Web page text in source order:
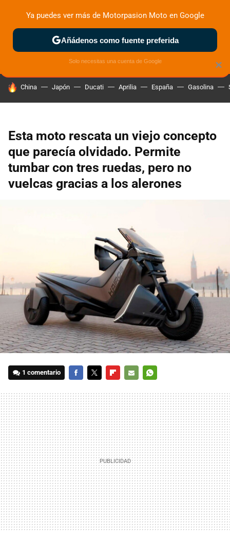
ZONA DE PRUEBAS DEPORTIVAS MOTOS ELÉCTRICAS
HOY SE HABLA DE
China Japón Ducati Aprilia España Gasolina
Esta moto rescata un viejo concepto
que parecía olvidado. Permite
tumbar con tres ruedas, pero no
vuelcas gracias a los alerones
1 comentario
MAIL
×
Ya puedes ver más de Motorpasion Moto en Google
Añádenos como fuente preferida
Solo necesitas una cuenta de Google